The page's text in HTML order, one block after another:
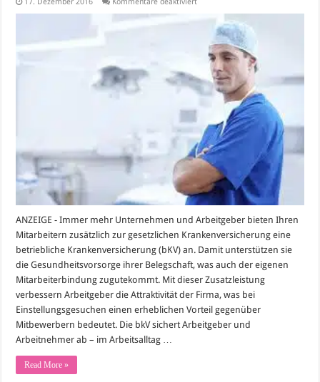
betriebliche
Krankenversorgung
macht
Unternehmen
attraktiver
hält
Arbeitnehmer
gesund
ANZEIGE - Immer mehr Unternehmen und Arbeitgeber bieten Ihren
Mitarbeitern zusätzlich zur gesetzlichen Krankenversicherung eine
betriebliche Krankenversicherung (bKV) an. Damit unterstützen sie
die Gesundheitsvorsorge ihrer Belegschaft, was auch der eigenen
Mitarbeiterbindung zugutekommt. Mit dieser Zusatzleistung
verbessern Arbeitgeber die Attraktivität der Firma, was bei
Einstellungsgesuchen einen erheblichen Vorteil gegenüber
Mitbewerbern bedeutet. Die bkV sichert Arbeitgeber und
Arbeitnehmer ab – im Arbeitsalltag …
Read More »